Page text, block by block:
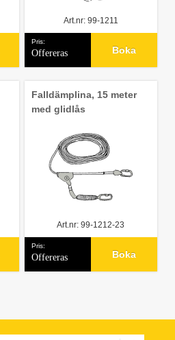
Art.nr: 99-1211
Pris:
Offereras Boka
Falldämplina, 15 meter
med glidlås
Art.nr: 99-1212-23
Pris:
Offereras Boka